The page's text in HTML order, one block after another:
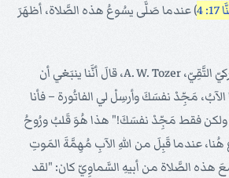
4
) عندما صَلَّى يسُوعُ هذه الصَّلاة، أظهَرَ
قالَ الكاتِبُ والرَّاعي الأميركيّ التَّقِيّ، A. W. Tozer، قالَ أنَّنا ينبَغي أن
مَجِّدْ نفسَكَ وأرسِلْ لي الفاتُورة – فأنا
فقط مَجِّدْ نفسَكَ!" هذا هُوَ قَلبُ ورُوحُ
هُنا، عندما قَبِلَ من اللهِ الآبِ مُهِمَّةَ المَوتِ
هذه الصَّلاة من أبيهِ السَّماوِيّ كان: "لقد